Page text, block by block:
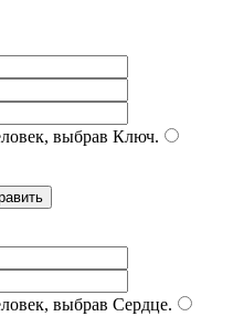
выбрав Ключ.
выбрав Сердце.